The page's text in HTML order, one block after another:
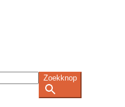
Zoekknop